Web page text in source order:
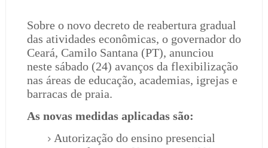
Sobre o novo decreto de reabertura gradual
das atividades econômicas, o governador do
Ceará, Camilo Santana (PT), anunciou
neste sábado (24) avanços da flexibilização
nas áreas de educação, academias, igrejas e
barracas de praia.
As novas medidas aplicadas são:
Autorização do ensino presencial